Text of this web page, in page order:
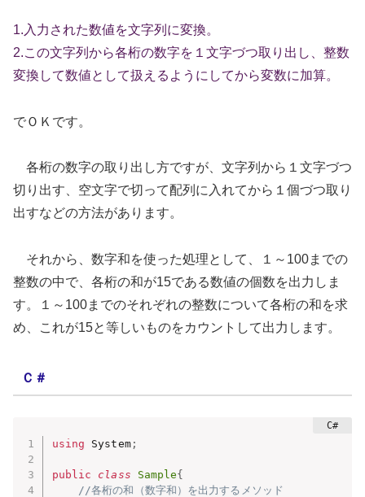
1.入力された数値を文字列に変換。
2.この文字列から各桁の数字を１文字づつ取り出し、整数
変換して数値として扱えるようにしてから変数に加算。
でＯＫです。
各桁の数字の取り出し方ですが、文字列から１文字づつ
切り出す、空文字で切って配列に入れてから１個づつ取り
出すなどの方法があります。
それから、数字和を使った処理として、１～100までの
整数の中で、各桁の和が15である数値の個数を出力しま
す。１～100までのそれぞれの整数について各桁の和を求
め、これが15と等しいものをカウントして出力します。
Ｃ＃
using System;
public class Sample{
//各桁の和（数字和）を出力するメソッド